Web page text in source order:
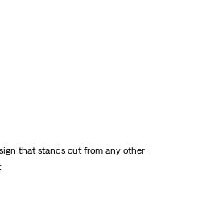
that stands out from any other